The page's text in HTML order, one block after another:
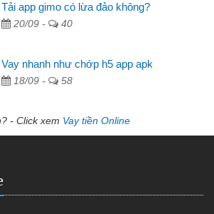
Tải app gimo có lừa đảo không?
20/09 - 40
Vay nhanh như chớp h5 app apk
18/09 - 58
- Click xem Vay tiền Online